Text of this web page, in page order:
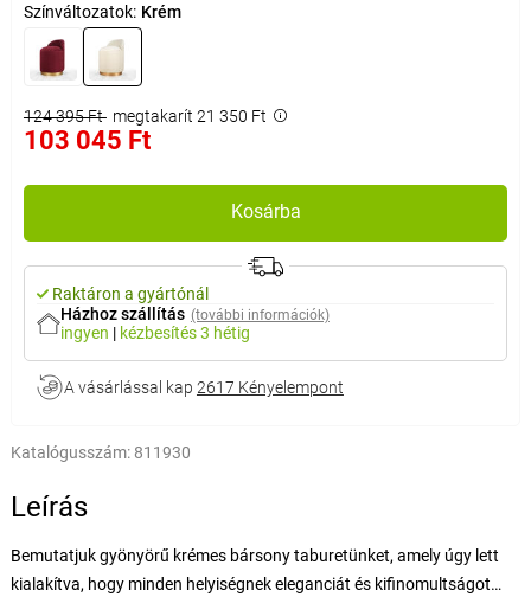
Színváltozatok: Krém
124 395 Ft megtakarít 21 350 Ft
103 045 Ft
Kosárba
Raktáron a gyártónál
Házhoz szállítás (további információk)
ingyen | kézbesítés3 hétig
A vásárlással kap 2617 Kényelempont
Katalógusszám: 811930
Leírás
Bemutatjuk gyönyörű krémes bársony taburetünket, amely úgy lett
kialakítva, hogy minden helyiségnek eleganciát és kifinomultságot